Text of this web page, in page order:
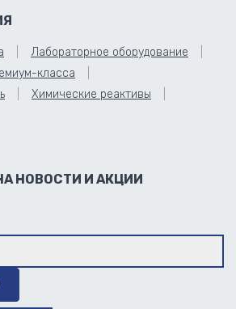
Лабораторное оборудование
класса
Химические реактивы
НОВОСТИ И АКЦИИ